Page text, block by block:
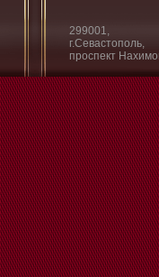
299001,
г.Севастополь,
проспект